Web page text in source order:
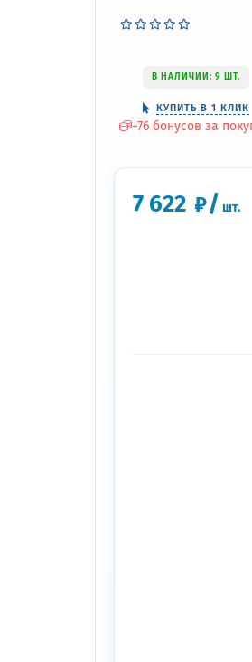
В НАЛИЧИИ: 9 ШТ.
КУПИТЬ В 1 КЛИК
+76 бонусов за
7 622 ₽/ шт.